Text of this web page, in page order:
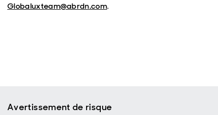
Globaluxteam@abrdn.com.
Avertissement de risque